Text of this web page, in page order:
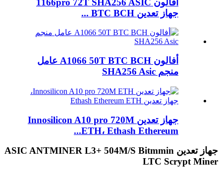
جهاز تعدين BTC BCH ...
أفالون A1066 50T BTC BCH عامل
منجم SHA256 Asic
جهاز تعدين Innosilicon A10 pro 720M
ETH، Ethash Ethereum...
جهاز تعدين ASIC ANTMINER L3+ 504M/S Bitmmin
LTC Scrypt Miner